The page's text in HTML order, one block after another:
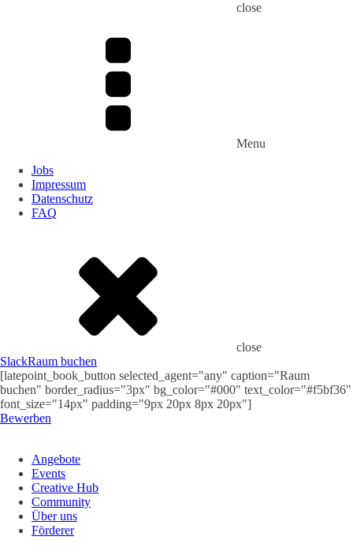
close
Menu
Jobs
Impressum
Datenschutz
FAQ
close
SlackRaum buchen
[latepoint_book_button selected_agent="any" caption="Raum
buchen" border_radius="3px" bg_color="#000" text_color="#f5bf36"
font_size="14px" padding="9px 20px 8px 20px"]
Bewerben
Angebote
Events
Creative Hub
Community
Über uns
Förderer